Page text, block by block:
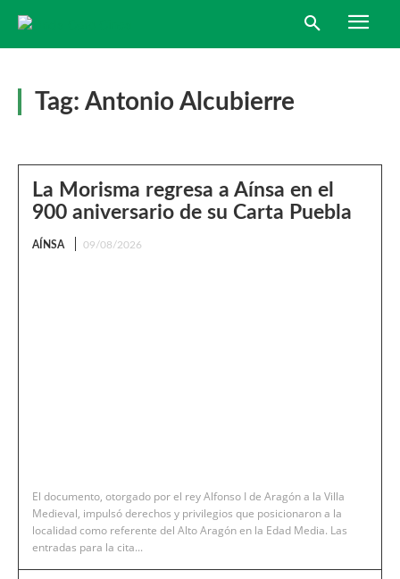
Tag: Antonio Alcubierre
La Morisma regresa a Aínsa en el
900 aniversario de su Carta Puebla
AÍNSA 09/08/2026
El documento, otorgado por el rey Alfonso I de Aragón a la Villa
Medieval, impulsó derechos y privilegios que posicionaron a la
localidad como referente del Alto Aragón en la Edad Media. Las
entradas para la cita...